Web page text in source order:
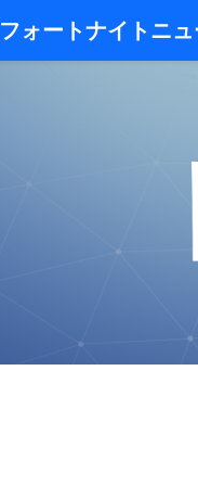
フォートナイトニ